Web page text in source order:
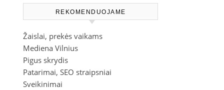
REKOMENDUOJAME
Žaislai, prekės vaikams
Mediena Vilnius
Pigus skrydis
Patarimai, SEO straipsniai
Sveikinimai